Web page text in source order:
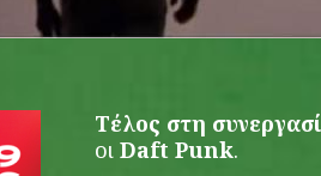
Τέλος στη
οι Daft Punk.